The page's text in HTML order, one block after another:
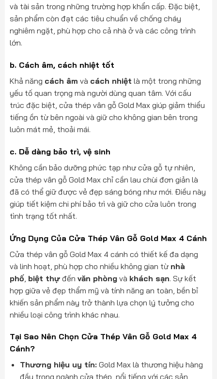
và tài sản trong những trường hợp khẩn cấp. Đặc biệt,
sản phẩm còn đạt các tiêu chuẩn về chống cháy
nghiêm ngặt, phù hợp cho cả nhà ở và các công trình
lớn.
b. Cách âm, cách nhiệt tốt
Khả năng cách âm và cách nhiệt là một trong những
yếu tố quan trọng mà người dùng quan tâm. Với cấu
trúc đặc biệt, cửa thép vân gỗ Gold Max giúp giảm thiểu
tiếng ồn từ bên ngoài và giữ cho không gian bên trong
luôn mát mẻ, thoải mái.
c. Dễ dàng bảo trì, vệ sinh
Không cần bảo dưỡng phức tạp như cửa gỗ tự nhiên,
cửa thép vân gỗ Gold Max chỉ cần lau chùi đơn giản là
đã có thể giữ được vẻ đẹp sáng bóng như mới. Điều này
giúp tiết kiệm chi phí bảo trì và giữ cho cửa luôn trong
tình trạng tốt nhất.
Ứng Dụng Của Cửa Thép Vân Gỗ Gold Max 4 Cánh
Cửa thép vân gỗ Gold Max 4 cánh có thiết kế đa dạng
và linh hoạt, phù hợp cho nhiều không gian từ nhà
phố, biệt thựđến văn phòngvà khách sạn. Sự kết
hợp giữa vẻ đẹp thẩm mỹ và tính năng an toàn, bền bỉ
khiến sản phẩm này trở thành lựa chọn lý tưởng cho
nhiều loại công trình khác nhau.
Tại Sao Nên Chọn Cửa Thép Vân Gỗ Gold Max 4
Cánh?
Thương hiệu uy tín:Gold Max là thương hiệu hàng
đầu trong ngành cửa thép, nổi tiếng với các sản